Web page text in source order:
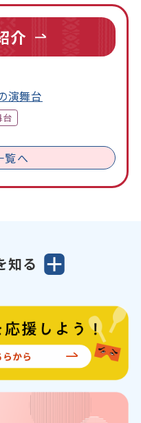
介
演舞台
台
覧へ
知る